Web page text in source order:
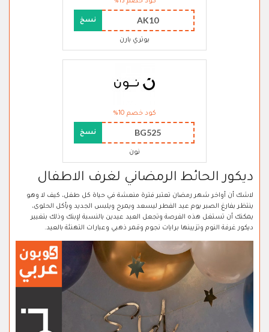
AK10 نسخ
بوتري بارن
كود خصم 10%
BG525 نسخ
نون
ديكور الحائط الرمضاني لغرف الاطفال
لاشك أن أواخر شهر رمضان تعتبر فترة منعشة في حياة كل طفل، كيف لا وهو
ينتظر بفارغ الصبر يوم عيد الفطر ليسعد ويمرح ويلبس الجديد ويأكل الحلوى،
يمكنك أن تستغل هذه الفرصة وتجعل العيد عيدين بالنسبة لإبنك وذلك بتغيير
ديكور غرفة النوم وتزيينها برايات نجوم وقمر ذهبي وعبارات التهنئة بالعيد.